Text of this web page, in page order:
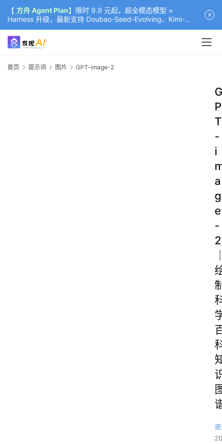
【 方舟 Agent Plan】限时 9.9 元起，超全模态模型 ×
Harness 升级，最新支持 Doubao-Seed-Evolving、Kimi-
K3（部分）、GLM-5.2
首页 提示词 图片 GPT-image-2
G
P
T
-
i
a
g
e
-
2